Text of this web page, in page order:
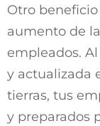
Otro
aumento de
empleados.
y actualizada
tierras, tus
y preparados